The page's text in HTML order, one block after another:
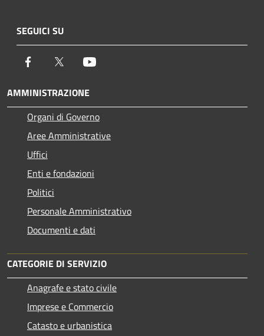
SEGUICI SU
Facebook Twitter
AMMINISTRAZIONE
Organi di Governo
Aree Amministrative
Uffici
Enti e fondazioni
Politici
Personale Amministrativo
Documenti e dati
CATEGORIE DI SERVIZIO
Anagrafe e stato civile
Imprese e Commercio
Catasto e urbanistica